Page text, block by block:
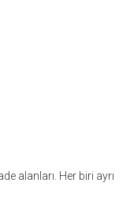
alanları. Her biri ayrı